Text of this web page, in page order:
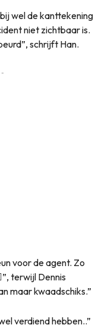
wel de kanttekening
niet zichtbaar is.
schrijft Han.
-
voor de agent. Zo
terwijl Dennis
maar kwaadschiks.”
verdiend hebben..”